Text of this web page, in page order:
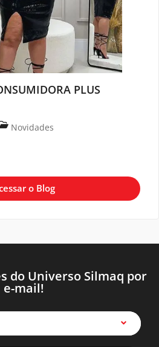
PLUS
Novidades
o Blog
do Universo Silmaq por
e-mail!